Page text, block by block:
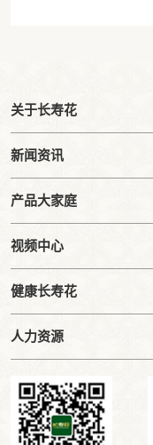
关于长寿花
新闻资讯
产品大家庭
视频中心
健康长寿花
人力资源